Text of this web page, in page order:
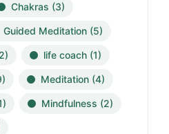
Chakras (3)
Guided Meditation (5)
life coach (1)
Meditation (4)
Mindfulness (2)